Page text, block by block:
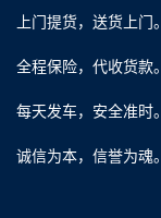
上门提货，送货上门。
全程保险，代收货款。
每天发车，安全准时。
诚信为本，信誉为魂。